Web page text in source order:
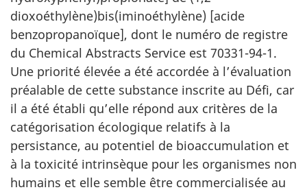
dioxoéthylène)bis(iminoéthylène) [acide
benzopropanoïque], dont le numéro de registre
du Chemical Abstracts Service est 70331-94-1.
Une priorité élevée a été accordée à l’évaluation
préalable de cette substance inscrite au Défi, car
il a été établi qu’elle répond aux critères de la
catégorisation écologique relatifs à la
persistance, au potentiel de bioaccumulation et
à la toxicité intrinsèque pour les organismes non
humains et elle semble être commercialisée au